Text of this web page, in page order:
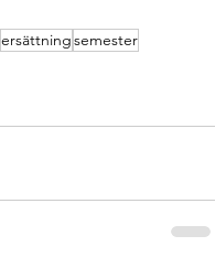
ersättningsemester